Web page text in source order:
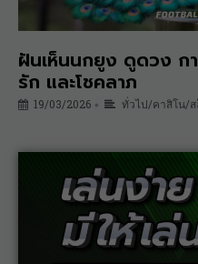
ฝันเห็นนกยูง ดูดวง ก
รัก และโชคลาภ
19/03/2026 • ทั่วไป/คาสิโน/ส